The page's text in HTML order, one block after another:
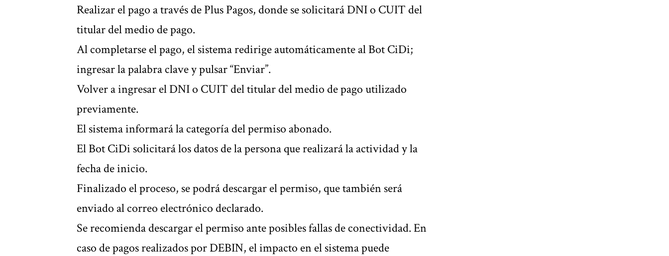
Realizar el pago a través de Plus Pagos, donde se solicitará DNI o CUIT del
titular del medio de pago.
Al completarse el pago, el sistema redirige automáticamente al Bot CiDi;
ingresar la palabra clave y pulsar “Enviar”.
Volver a ingresar el DNI o CUIT del titular del medio de pago utilizado
previamente.
El sistema informará la categoría del permiso abonado.
El Bot CiDi solicitará los datos de la persona que realizará la actividad y la
fecha de inicio.
Finalizado el proceso, se podrá descargar el permiso, que también será
enviado al correo electrónico declarado.
Se recomienda descargar el permiso ante posibles fallas de conectividad. En
caso de pagos realizados por DEBIN, el impacto en el sistema puede